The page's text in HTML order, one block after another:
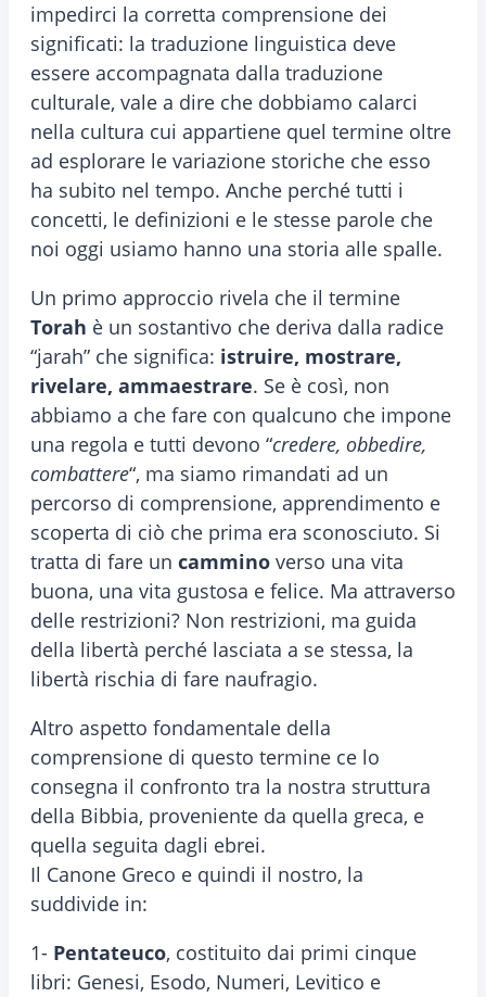
impedirci la corretta comprensione dei
significati: la traduzione linguistica deve
essere accompagnata dalla traduzione
culturale, vale a dire che dobbiamo calarci
nella cultura cui appartiene quel termine oltre
ad esplorare le variazione storiche che esso
ha subito nel tempo. Anche perché tutti i
concetti, le definizioni e le stesse parole che
noi oggi usiamo hanno una storia alle spalle.
Un primo approccio rivela che il termine
Torah è un sostantivo che deriva dalla radice
“jarah” che significa: istruire, mostrare,
rivelare, ammaestrare. Se è così, non
abbiamo a che fare con qualcuno che impone
una regola e tutti devono “credere, obbedire,
combattere“, ma siamo rimandati ad un
percorso di comprensione, apprendimento e
scoperta di ciò che prima era sconosciuto. Si
tratta di fare un cammino verso una vita
buona, una vita gustosa e felice. Ma attraverso
delle restrizioni? Non restrizioni, ma guida
della libertà perché lasciata a se stessa, la
libertà rischia di fare naufragio.
Altro aspetto fondamentale della
comprensione di questo termine ce lo
consegna il confronto tra la nostra struttura
della Bibbia, proveniente da quella greca, e
quella seguita dagli ebrei.
Il Canone Greco e quindi il nostro, la
suddivide in:
1- Pentateuco, costituito dai primi cinque
libri: Genesi, Esodo, Numeri, Levitico e